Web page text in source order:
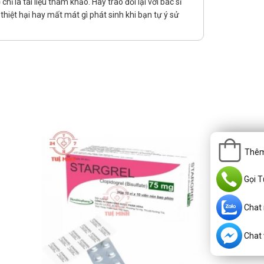
trẻ mất nước hoặc đang bị suy thận.
hại hay mất mát gì phát sinh khi bạn tự ý sử
Gọi
Chat
Chat